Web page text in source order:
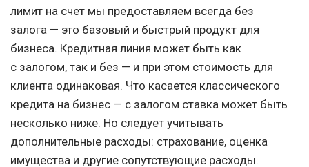
лимит на счет мы предоставляем всегда без
залога — это базовый и быстрый продукт для
бизнеса. Кредитная линия может быть как
с залогом, так и без — и при этом стоимость для
клиента одинаковая. Что касается классического
кредита на бизнес — с залогом ставка может быть
несколько ниже. Но следует учитывать
дополнительные расходы: страхование, оценка
имущества и другие сопутствующие расходы.